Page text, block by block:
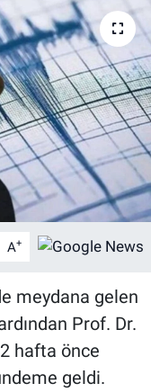
A+
meydana gelen
Prof. Dr.
hafta önce
geldi.